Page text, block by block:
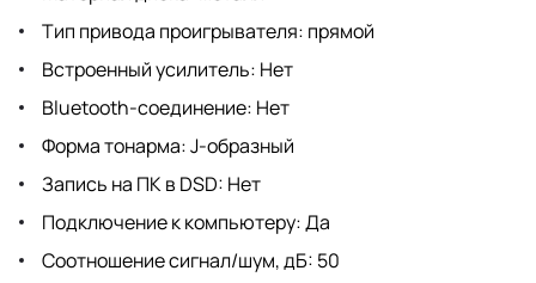
Тип привода проигрывателя: прямой
Встроенный усилитель: Нет
Bluetooth-соединение: Нет
Форма тонарма: J-образный
Запись на ПК в DSD: Нет
Подключение к компьютеру: Да
Соотношение сигнал/шум, дБ: 50